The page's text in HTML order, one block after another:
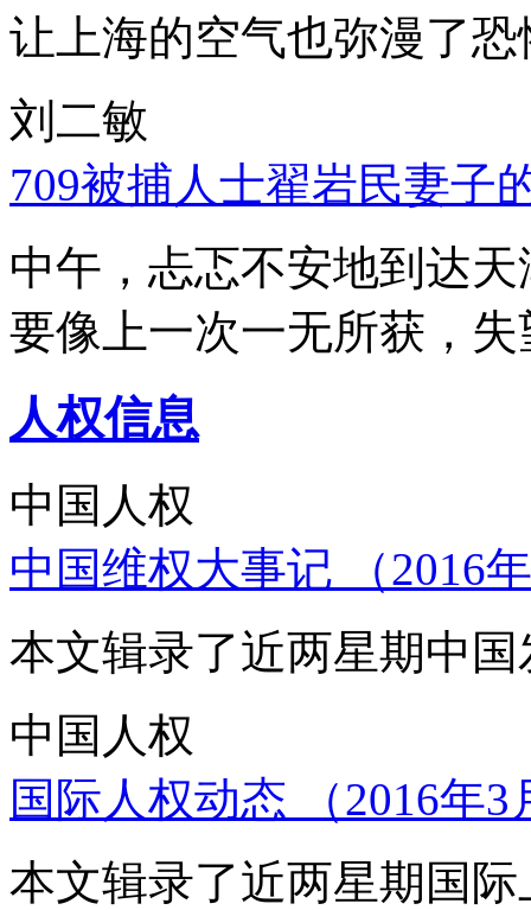
让上海的空气也弥漫了
刘二敏
709被捕人士翟岩民妻子
中午，忐忑不安地到达
要像上一次一无所获，
人权信息
中国人权
中国维权大事记 （2016
本文辑录了近两星期中
中国人权
国际人权动态 （2016年
本文辑录了近两星期国